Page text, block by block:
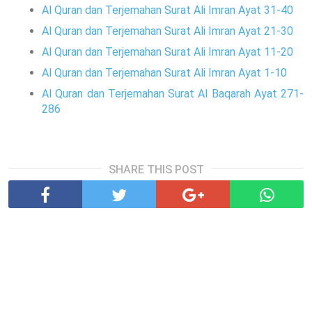
Al Quran dan Terjemahan Surat Ali Imran Ayat 31-40
Al Quran dan Terjemahan Surat Ali Imran Ayat 21-30
Al Quran dan Terjemahan Surat Ali Imran Ayat 11-20
Al Quran dan Terjemahan Surat Ali Imran Ayat 1-10
Al Quran dan Terjemahan Surat Al Baqarah Ayat 271-
286
SHARE THIS POST